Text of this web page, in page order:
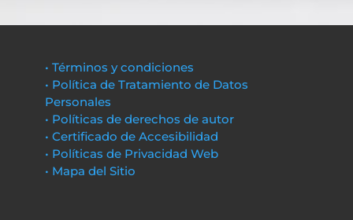
• Términos y condiciones
• Política de Tratamiento de Datos
Personales
• Políticas de derechos de autor
• Certificado de Accesibilidad
• Políticas de Privacidad Web
• Mapa del Sitio